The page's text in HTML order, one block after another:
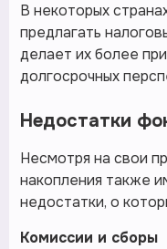
В некоторых
предлагать
делает их более
долгосрочных
Недостатки
Несмотря на свои
накопления также
недостатки, о
Комиссии и сборы